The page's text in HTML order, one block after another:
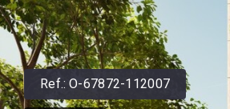
Ref.:O-67872-112007